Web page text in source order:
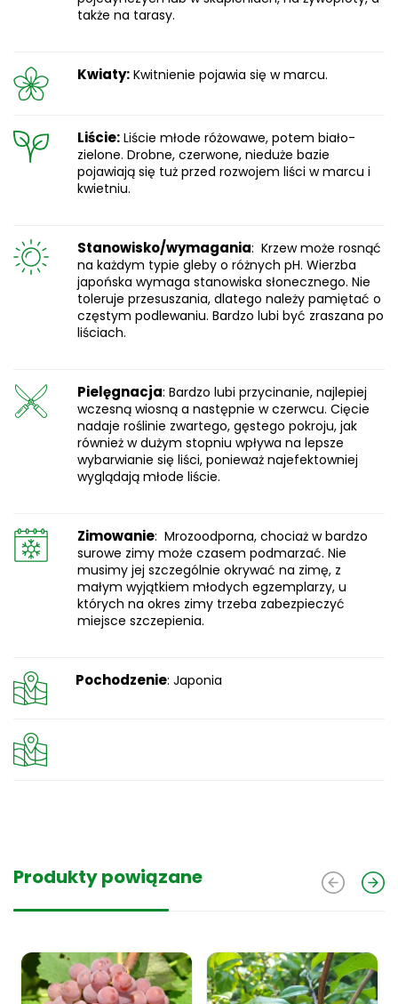
także na tarasy.
Kwiaty: Kwitnienie pojawia się w marcu.
Liście: Liście młode różowawe, potem biało-
zielone. Drobne, czerwone, nieduże bazie
pojawiają się tuż przed rozwojem liści w marcu i
kwietniu.
Stanowisko/wymagania: Krzew może rosnąć
na każdym typie gleby o różnych pH. Wierzba
japońska wymaga stanowiska słonecznego. Nie
toleruje przesuszania, dlatego należy pamiętać o
częstym podlewaniu. Bardzo lubi być zraszana po
liściach.
Pielęgnacja: Bardzo lubi przycinanie, najlepiej
wczesną wiosną a następnie w czerwcu. Cięcie
nadaje roślinie zwartego, gęstego pokroju, jak
również w dużym stopniu wpływa na lepsze
wybarwianie się liści, ponieważ najefektowniej
wyglądają młode liście.
Zimowanie: Mrozoodporna, chociaż w bardzo
surowe zimy może czasem podmarzać. Nie
musimy jej szczególnie okrywać na zimę, z
małym wyjątkiem młodych egzemplarzy, u
których na okres zimy trzeba zabezpieczyć
miejsce szczepienia.
Pochodzenie: Japonia
Produkty powiązane